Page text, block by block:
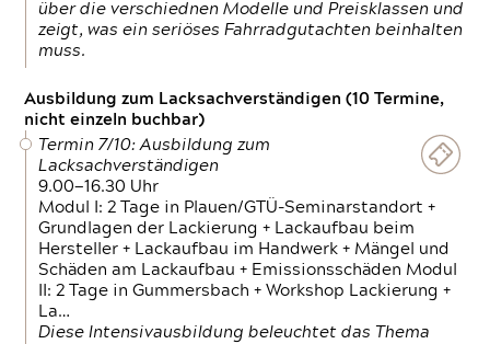
über die verschiednen Modelle und Preisklassen und
zeigt, was ein seriöses Fahrradgutachten beinhalten
muss.
Ausbildung zum Lacksachverständigen (10 Termine,
nicht einzeln buchbar)
Termin 7/10: Ausbildung zum
Lacksachverständigen
9.00—16.30 Uhr
Modul I: 2 Tage in Plauen/GTÜ-Seminarstandort +
Grundlagen der Lackierung + Lackaufbau beim
Hersteller + Lackaufbau im Handwerk + Mängel und
Schäden am Lackaufbau + Emissionsschäden Modul
II: 2 Tage in Gummersbach + Workshop Lackierung +
La…
Diese Intensivausbildung beleuchtet das Thema